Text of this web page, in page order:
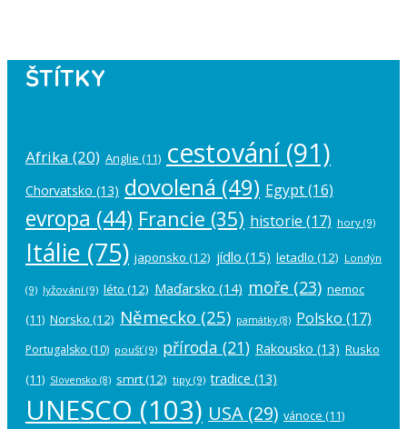
ŠTÍTKY
Afrika (20) Anglie (11) cestování(91)
Chorvatsko (13) dovolená (49) Egypt(16)
evropa (44) Francie (35) historie (17) hory (9)
Itálie (75) japonsko (12) jídlo (15) letadlo (12) Londýn
(9) lyžování (9) léto (12) Maďarsko (14) moře (23) nemoc
(11) Norsko (12) Německo (25) památky(8) Polsko (17)
Portugalsko (10) poušť(9) příroda (21) Rakousko (13) Rusko
(11) Slovensko (8) smrt(12) tipy (9) tradice (13)
UNESCO (103) USA (29) vánoce (11)